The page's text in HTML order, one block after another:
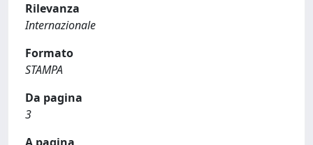
Rilevanza
Internazionale
Formato
STAMPA
Da pagina
3